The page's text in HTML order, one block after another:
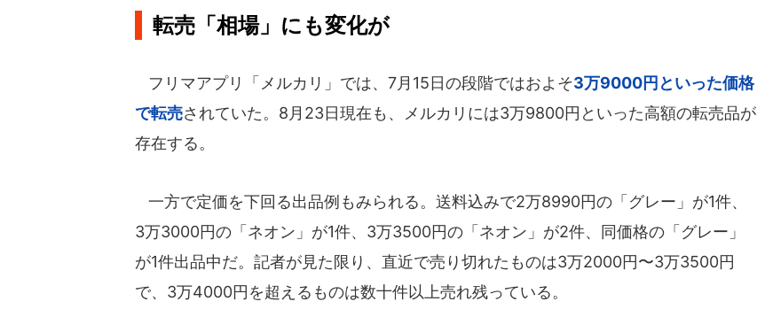
転売「相場」にも変化が
フリマアプリ「メルカリ」では、7月15日の段階ではおよそ3万9000円といった価格
で転売されていた。8月23日現在も、メルカリには3万9800円といった高額の転売品が
存在する。
一方で定価を下回る出品例もみられる。送料込みで2万8990円の「グレー」が1件、
3万3000円の「ネオン」が1件、3万3500円の「ネオン」が2件、同価格の「グレー」
が1件出品中だ。記者が見た限り、直近で売り切れたものは3万2000円〜3万3500円
で、3万4000円を超えるものは数十件以上売れ残っている。